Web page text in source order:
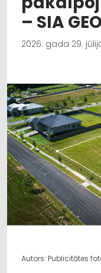
– SIA
2026. gada 29.
Autors: Publicitātes